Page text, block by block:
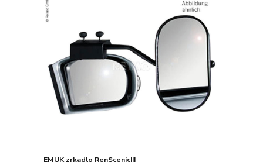
EMUK zrkadlo RenScenicIII